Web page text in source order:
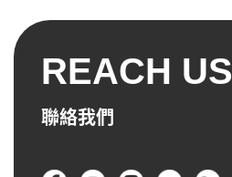
REACH US
聯絡我們